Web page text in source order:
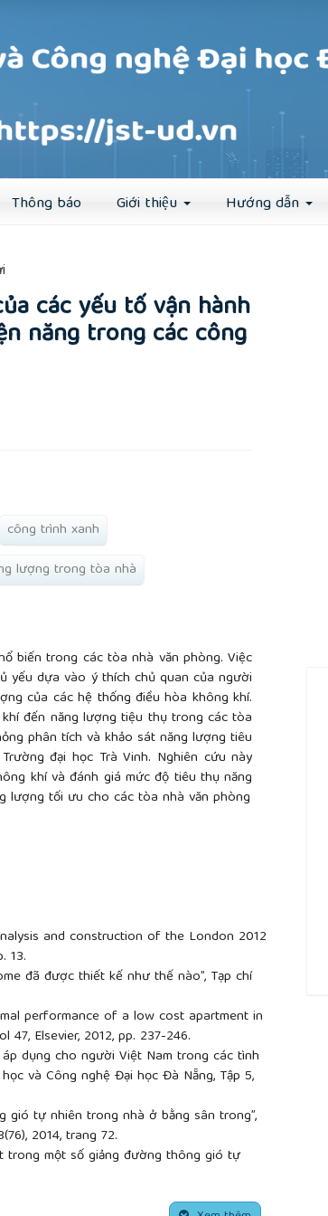
Thông báo Giới thiệu Hướng dẫn
Đăng ký Đăng nhập
các yếu tố vận hành
năng trong các công
công trình xanh
lượng trong tòa nhà
biến trong các tòa nhà văn phòng. Việc
yếu dựa vào ý thích chủ quan của người
của các hệ thống điều hòa không khí.
đến năng lượng tiệu thụ trong các tòa
phân tích và khảo sát năng lượng tiêu
đại học Trà Vinh. Nghiên cứu này
khí và đánh giá mức độ tiêu thụ năng
lượng tối ưu cho các tòa nhà văn phòng
and construction of the London 2012
13.
đã được thiết kế như thế nào”, Tạp chí
performance of a low cost apartment in
Elsevier, 2012, pp. 237-246.
dụng cho người Việt Nam trong các tình
và Công nghệ Đại học Đà Nẵng, Tập 5,
gió tự nhiên trong nhà ở bằng sân trong”,
2014, trang 72.
trong một số giảng đường thông gió tự
Process (IDP) – A more holistic